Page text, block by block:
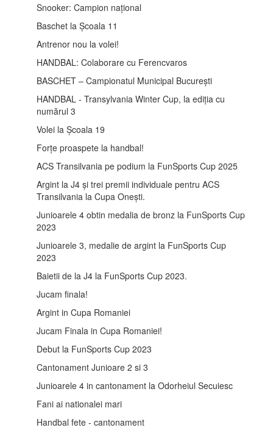
Snooker: Campion național
Baschet la Școala 11
Antrenor nou la volei!
HANDBAL: Colaborare cu Ferencvaros
BASCHET – Campionatul Municipal București
HANDBAL - Transylvania Winter Cup, la ediția cu
numărul 3
Volei la Școala 19
Forțe proaspete la handbal!
ACS Transilvania pe podium la FunSports Cup 2025
Argint la J4 și trei premii individuale pentru ACS
Transilvania la Cupa Onești.
Junioarele 4 obtin medalia de bronz la FunSports Cup
2023
Junioarele 3, medalie de argint la FunSports Cup
2023
Baietii de la J4 la FunSports Cup 2023.
Jucam finala!
Argint in Cupa Romaniei
Jucam Finala in Cupa Romaniei!
Debut la FunSports Cup 2023
Cantonament Junioare 2 si 3
Junioarele 4 in cantonament la Odorheiul Secuiesc
Fani ai nationalei mari
Handbal fete - cantonament